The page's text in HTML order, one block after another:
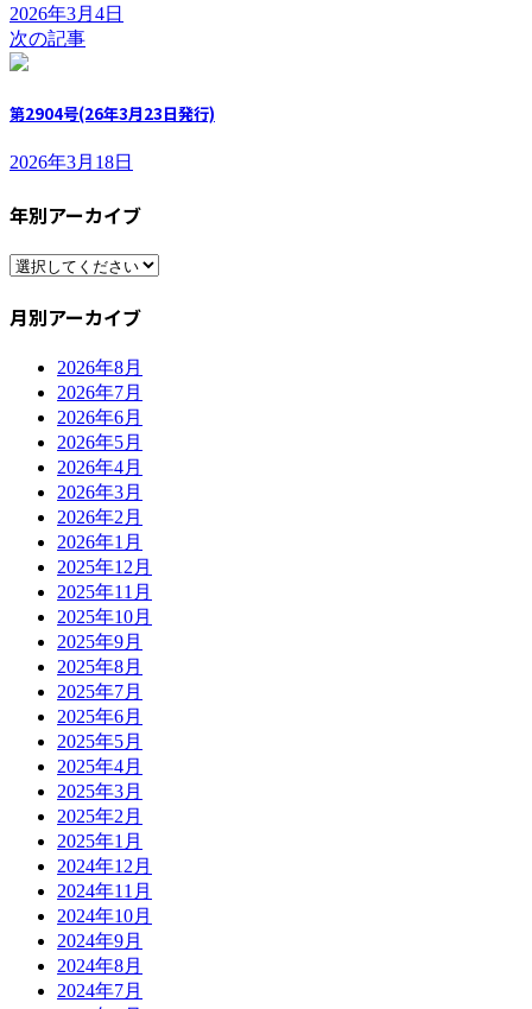
2026年3月4日
次の記事
第2904号(26年3月23日発行)
2026年3月18日
年別アーカイブ
月別アーカイブ
2026年8月
2026年7月
2026年6月
2026年5月
2026年4月
2026年3月
2026年2月
2026年1月
2025年12月
2025年11月
2025年10月
2025年9月
2025年8月
2025年7月
2025年6月
2025年5月
2025年4月
2025年3月
2025年2月
2025年1月
2024年12月
2024年11月
2024年10月
2024年9月
2024年8月
2024年7月